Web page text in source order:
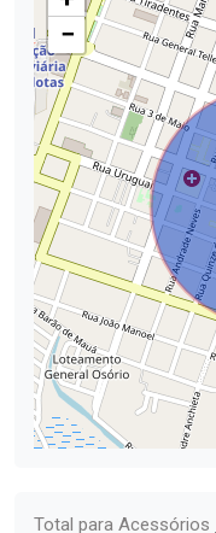
−
Total para Acessórios